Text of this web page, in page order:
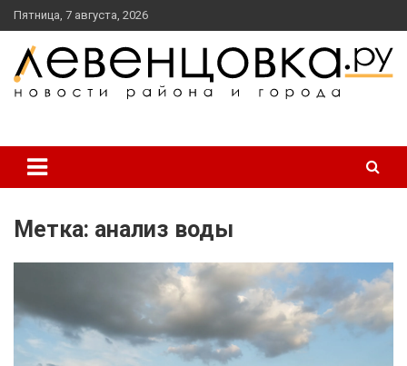
перейти
к
содержанию
Пятница, 7 августа, 2026
Метка: анализ воды